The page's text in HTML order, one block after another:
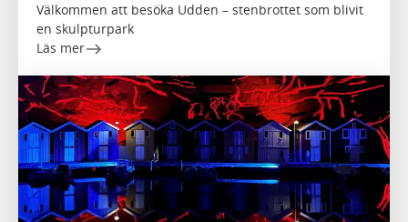
Välkommen att besöka Udden – stenbrottet som blivit
en skulpturpark
Läs mer